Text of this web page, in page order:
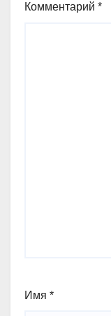
Комментарий *
Имя *